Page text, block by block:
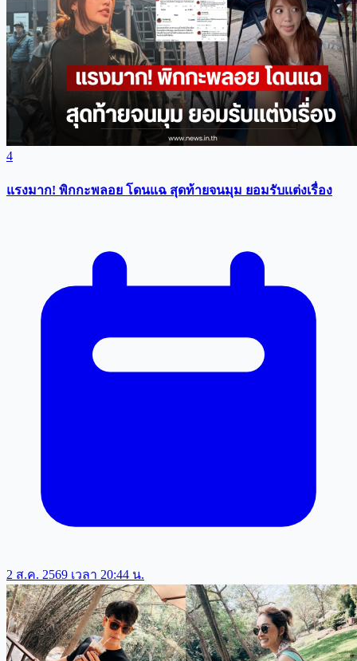
4
แรงมาก! พิกกะพลอย โดนแฉ สุดท้ายจนมุม ยอมรับเเต่งเรื่อง
2 ส.ค. 2569 เวลา 20:44 น.